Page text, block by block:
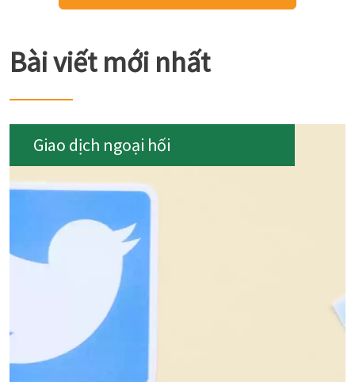
Bài viết mới nhất
Giao dịch ngoại hối